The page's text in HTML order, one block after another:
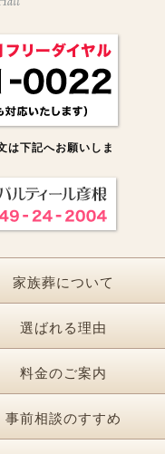
は下記へお願いしま
家族葬について
選ばれる理由
料金のご案内
事前相談のすすめ